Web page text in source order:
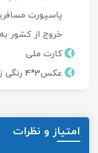
پاسپورت
خروج از کشور
کارت ملی
عکس3*4 رنگی زمینه سفید تمام رخ
امتیاز و نظرات